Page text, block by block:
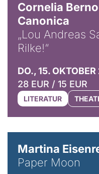
Cornelia
Canonica
„Lou Andreas
Rilke!“
DO., 15.
28 EUR / 15 EUR
LITERATUR
Martina
Paper Moon